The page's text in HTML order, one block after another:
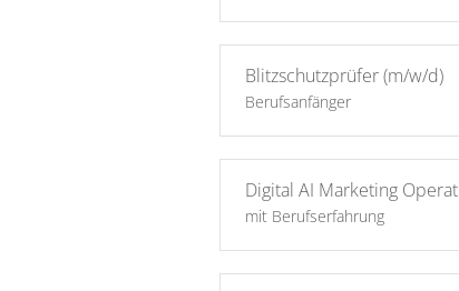
Blitzschutzprüfer (m/w/d)
Berufsanfänger
Digital AI Marketing
mit Berufserfahrung